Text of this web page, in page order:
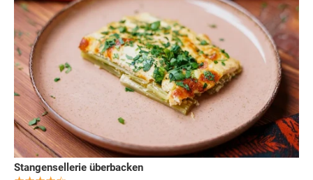
Stangensellerie überbacken